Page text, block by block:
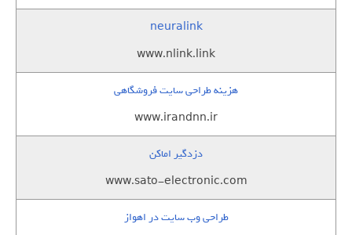
neuralink
www.nlink.link
هزینه طراحی سایت فروشگاهی
www.irandnn.ir
دزدگیر اماکن
www.sato-electronic.com
طراحی وب سایت در اهواز